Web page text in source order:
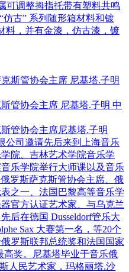
可调整拇指托带有塑料共鸣
仿古” 系列随形箱材料和镀
料，并有金漆，仿古漆，镀
管协会主席 尼基塔.子明 中
管协会主席尼基塔.子明
公司邀请先后来到上海音乐
院、吉林艺术学院音乐学
乐学院举行大师课以及音乐
罗斯萨克斯管协会主席、俄
之一、法国巴黎高等音乐学
官方认证艺术家、与乌克兰
后在德国 Dusseldorf管乐大
Sax 大赛第一名，等20个
罗斯联邦总统奖和法国国家
高奖。尼基塔毕业于音乐俄
人民艺术家，玛格丽塔.沙